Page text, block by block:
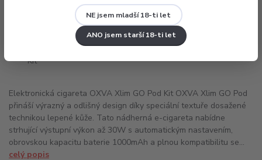
NE jsem mladší 18-ti let
ANO jsem starší 18-ti let
Elektronická cigareta OXVA Xlim GO Pod Kit OXVA Xlim GO Pod
přináší výrazný a odlišný design díky speciální textuře dosažené
technikou lepené kůže. Tato nádherná e-cigareta nabídne
strhující výstupní výkon až 30W s automatickým nastavením,
obrovskou kapacitu baterie 1000mAh a plnou kompatibilitu se...
celý popis